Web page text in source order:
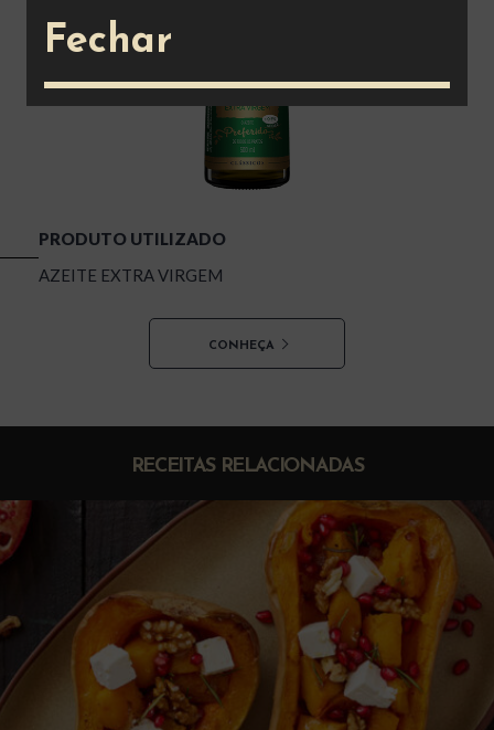
PRODUTO UTILIZADO
AZEITE EXTRA VIRGEM
CONHEÇA
RECEITAS RELACIONADAS
Fechar